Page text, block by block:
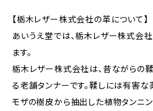
【栃木レザー株式会社の革について】
あいうえ堂では、栃木レザー株式会
ます。
栃木レザー株式会社は、昔ながらの
る老舗タンナーです。鞣しには有害な
モザの樹皮から抽出した植物タンニン